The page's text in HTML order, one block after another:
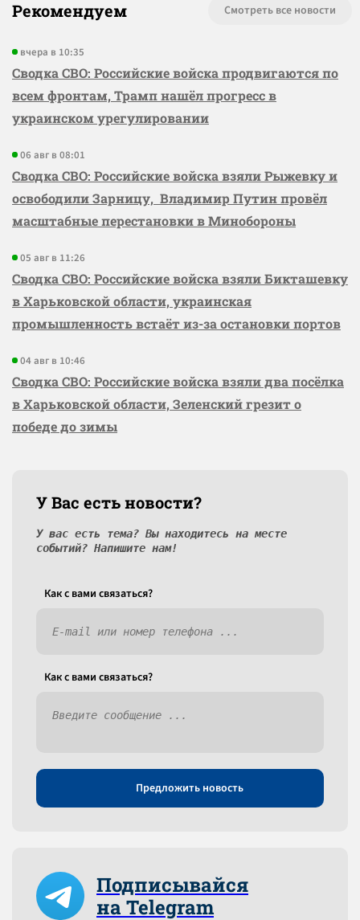
Рекомендуем Смотреть все новости
вчера в 10:35
Сводка СВО: Российские войска продвигаются по
всем фронтам, Трамп нашёл прогресс в
украинском урегулировании
06 авг в 08:01
Сводка СВО: Российские войска взяли Рыжевку и
освободили Зарницу, Владимир Путин провёл
масштабные перестановки в Минобороны
05 авг в 11:26
Сводка СВО: Российские войска взяли Бикташевку
в Харьковской области, украинская
промышленность встаёт из-за остановки портов
04 авг в 10:46
Сводка СВО: Российские войска взяли два посёлка
в Харьковской области, Зеленский грезит о
победе до зимы
У Вас есть новости?
У вас есть тема? Вы находитесь на месте
событий? Напишите нам!
Как c вами связаться?
Как c вами связаться?
Предложить новость
Подписывайся
на Telegram